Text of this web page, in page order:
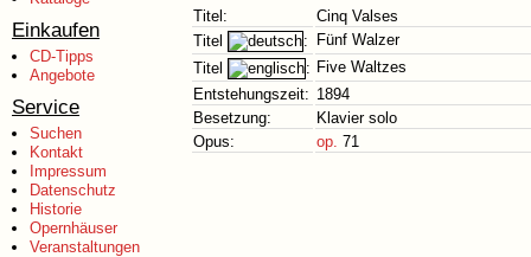
Einkaufen
CD-Tipps
Angebote
Service
Suchen
Kontakt
Impressum
Datenschutz
Historie
Opernhäuser
Veranstaltungen
Titel:
Cinq Valses
Titel
:
Fünf Walzer
Titel
: Five Waltzes
Entstehungszeit: 1894
Besetzung:
Klavier solo
Opus:
op. 71